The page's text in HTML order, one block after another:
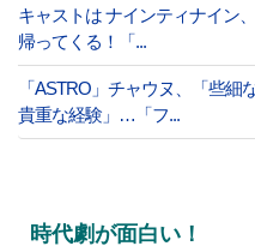
キャストは ナインティナイン
帰ってくる！「...
「ASTRO」チャウヌ、「些
貴重な経験」…「フ...
時代劇が面白い！